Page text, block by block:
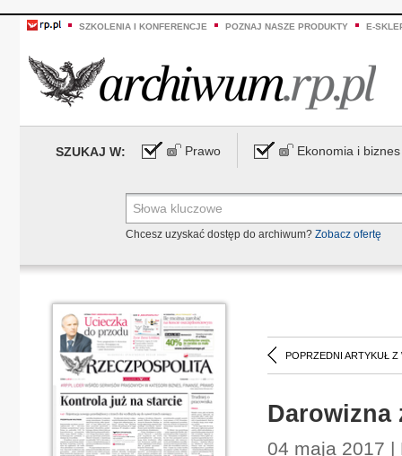
SZKOLENIA I KONFERENCJE POZNAJ NASZE PRODUKTY E-
SZUKAJ W: Prawo Ekonomia i biznes
Chcesz uzyskać dostęp do archiwum? Zobacz ofertę
POPRZEDNI ARTYKUŁ Z
Darowizna
04 maja 2017 |